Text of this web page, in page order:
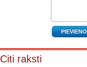
Citi raksti